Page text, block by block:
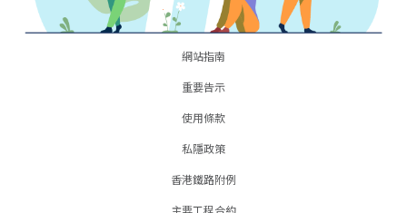
網站指南
重要告示
使用條款
私隱政策
香港鐵路附例
主要工程合約